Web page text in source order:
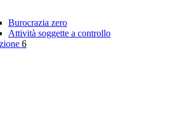
Burocrazia zero
Attività soggette a controllo
6